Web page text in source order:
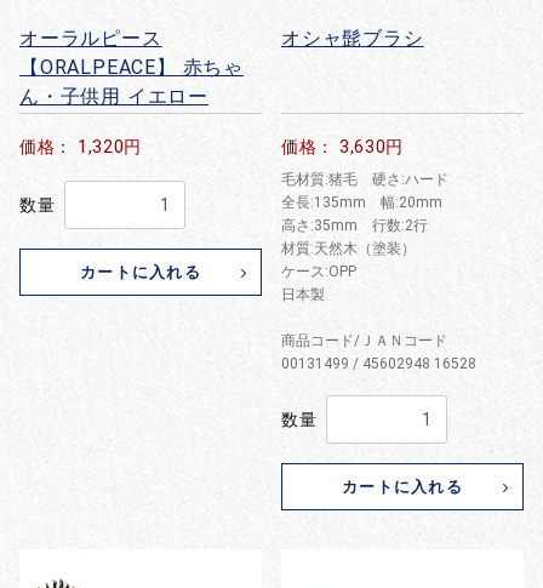
オーラルピース
【ORALPEACE】 赤ちゃ
ん・子供用 イエロー
価格： 1,320円
数量
カートに入れる
オシャ髭ブラシ
価格： 3,630円
毛材質:猪毛 硬さ:ハード
全長:135mm 幅:20mm
高さ:35mm 行数:2行
材質:天然木（塗装）
ケース:OPP
日本製
商品コード/ＪＡＮコード
00131499 / 45602948 16528
数量
カートに入れる